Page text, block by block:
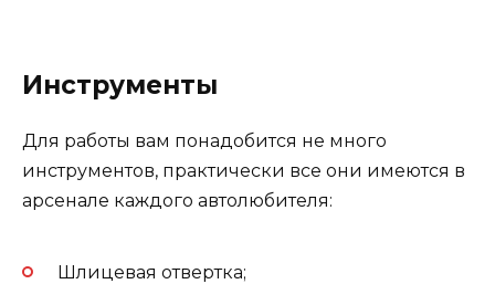
Инструменты
Для работы вам понадобится не много
инструментов, практически все они имеются в
арсенале каждого автолюбителя:
Шлицевая отвертка;